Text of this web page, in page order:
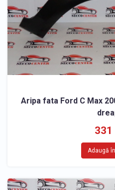
Aripa fata Ford C Max
331
Adaugă